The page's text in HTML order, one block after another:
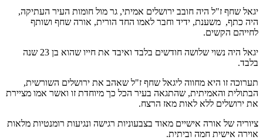
יגאל שחף ז"ל היה חובב ירושלים אמיתי, גר מול חומות העיר העתיקה,
היה כתף, משענת, ידיד וחבר לאמו החד הורית, אורה שחף ושותף
לחייהם הקשים.
יגאל היה נשוי שלושה חודשים בלבד ואיבד את חייו שהוא בן 23 שנה
בלבד.
תערוכה זו היא מחווה ליגאל שחף ז"ל שאהב את ירושלים השורשית,
הבתולית והאמיתית, שהתגאה בעיר הכל כך מיוחדת זו ואשר אמו מציירת
את ירושלים ללא לאות מאז הרצח.
ציוריה של אורה אישיים מאוד בצבעוניות רגישה ונגיעות רומנטיות מלאות
אוירה אישית חמה וביתית.